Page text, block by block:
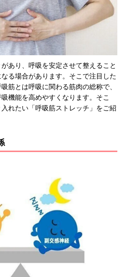
あり、呼吸を安定させて整えること
る場合があります。そこで注目した
筋とは呼吸に関わる筋肉の総称で、
機能を高めやすくなります。そこ
れたい「呼吸筋ストレッチ」をご紹